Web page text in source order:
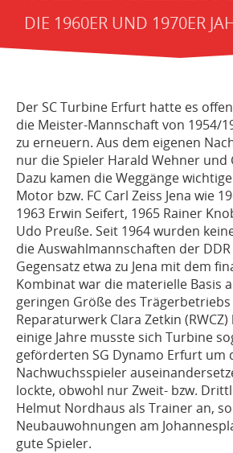
DIE 1960ER UND 1970ER
Der SC Turbine Erfurt hatte es
die Meister-Mannschaft von 1954/
zu erneuern. Aus dem eigenen
nur die Spieler Harald Wehner und
Dazu kamen die Weggänge
Motor bzw. FC Carl Zeiss Jena wie
1963 Erwin Seifert, 1965 Rainer
Udo Preuße. Seit 1964 wurden
die Auswahlmannschaften der
Gegensatz etwa zu Jena mit dem
Kombinat war die materielle Basis
geringen Größe des Trägerbetriebs
Reparaturwerk Clara Zetkin
einige Jahre musste sich Turbine
geförderten SG Dynamo Erfurt um
Nachwuchsspieler
lockte, obwohl nur Zweit- bzw.
Helmut Nordhaus als Trainer an,
Neubauwohnungen am
gute Spieler.